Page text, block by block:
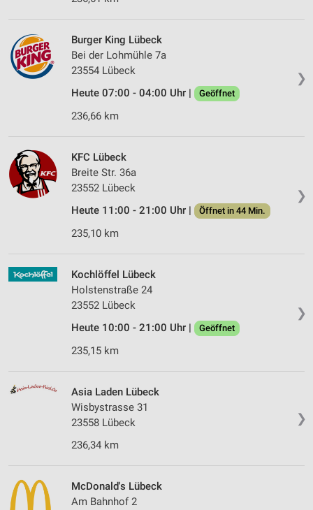
❯
Burger King Lübeck
Bei der Lohmühle 7a
23554 Lübeck
Heute 07:00 - 04:00 Uhr |
Geöffnet
236,66 km
❯
KFC Lübeck
Breite Str. 36a
23552 Lübeck
Heute 11:00 - 21:00 Uhr |
Öffnet in 44 Min.
235,10 km
❯
Kochlöffel Lübeck
Holstenstraße 24
23552 Lübeck
Heute 10:00 - 21:00 Uhr |
Geöffnet
235,15 km
❯
Asia Laden Lübeck
Wisbystrasse 31
23558 Lübeck
236,34 km
McDonald's Lübeck
Am Bahnhof 2